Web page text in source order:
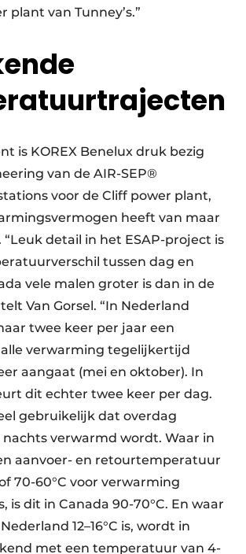
plant van Tunney’s.”
is KOREX Benelux druk bezig
van de AIR-SEP®
voor de Cliff power plant,
heeft van maar
“Leuk detail in het ESAP-project is
tussen dag en
vele malen groter is dan in de
Van Gorsel. “In Nederland
twee keer per jaar een
verwarming tegelijkertijd
aangaat (mei en oktober). In
dit echter twee keer per dag.
gebruikelijk dat overdag
nachts verwarmd wordt. Waar in
aanvoer- en retourtemperatuur
70-60°C voor verwarming
is dit in Canada 90-70°C. En waar
12–16°C is, wordt in
met een temperatuur van 4-